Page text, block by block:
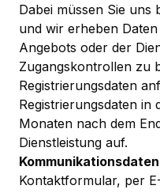
Dabei müssen Sie uns
und wir erheben
Angebots oder der
Zugangskontrollen zu
Registrierungsdaten
Registrierungsdaten in
Monaten nach dem
Dienstleistung auf.
Kommunikationsdaten
Kontaktformular, per